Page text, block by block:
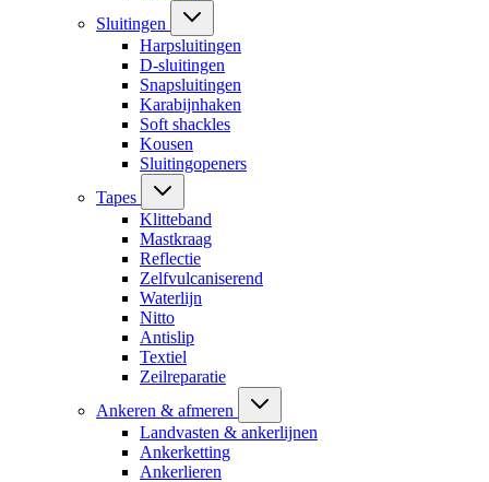
Sluitingen
Harpsluitingen
D-sluitingen
Snapsluitingen
Karabijnhaken
Soft shackles
Kousen
Sluitingopeners
Tapes
Klitteband
Mastkraag
Reflectie
Zelfvulcaniserend
Waterlijn
Nitto
Antislip
Textiel
Zeilreparatie
Ankeren & afmeren
Landvasten & ankerlijnen
Ankerketting
Ankerlieren